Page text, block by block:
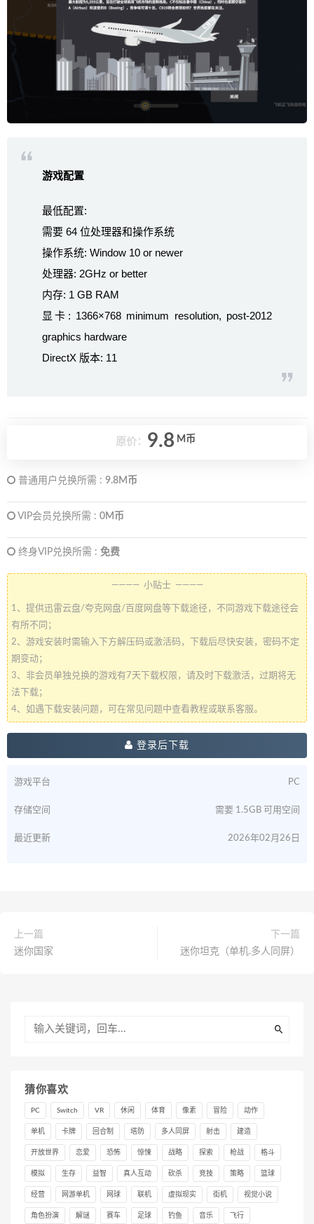
游戏配置
最低配置:
需要 64 位处理器和操作系统
操作系统: Window 10 or newer
处理器: 2GHz or better
内存: 1 GB RAM
显卡: 1366×768 minimum resolution, post-2012
graphics hardware
DirectX 版本: 11
原价： 9.8 M币
普通用户兑换所需 : 9.8M币
VIP会员兑换所需 : 0M币
终身VIP兑换所需 : 免费
———— 小贴士 ————
1、提供迅雷云盘/夸克网盘/百度网盘等下载途径，不同游戏下载途径会
有所不同；
2、游戏安装时需输入下方解压码或激活码，下载后尽快安装，密码不定
期变动；
3、非会员单独兑换的游戏有7天下载权限，请及时下载激活，过期将无
法下载；
4、如遇下载安装问题，可在常见问题中查看教程或联系客服。
登录后下载
游戏平台 PC
存储空间 需要 1.5GB 可用空间
最近更新 2026年02月26日
上一篇
迷你国家
下一篇
迷你坦克（单机.多人同屏）
猜你喜欢
PC Switch VR 休闲 体育 像素 冒险 动作
单机 卡牌 回合制 塔防 多人同屏 射击 建造
开放世界 恋爱 恐怖 惊悚 战略 探索 枪战 格斗
模拟 生存 益智 真人互动 砍杀 竞技 策略 篮球
经营 网游单机 网球 联机 虚拟现实 街机 视觉小说
角色扮演 解谜 赛车 足球 钓鱼 音乐 飞行